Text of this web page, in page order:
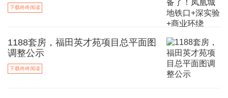
下载咚咚阅读
1188套房，福田英才苑项目总平面图
调整公示
下载咚咚阅读